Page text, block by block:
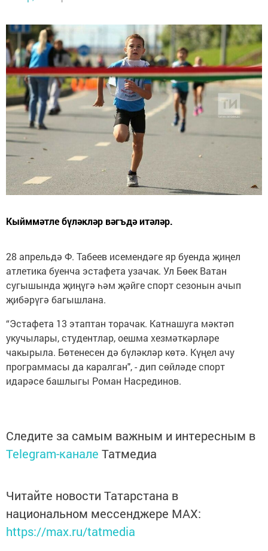
Кыйммәтле бүләкләр вәгъдә итәләр.
28 апрельдә Ф. Табеев исемендәге яр буенда җиңел
атлетика буенча эстафета узачак. Ул Бөек Ватан
сугышында җиңүгә һәм җәйге спорт сезонын ачып
җибәрүгә багышлана.
“Эстафета 13 этаптан торачак. Катнашуга мәктәп
укучылары, студентлар, оешма хезмәткәрләре
чакырыла. Бөтенесен дә бүләкләр көтә. Күңел ачу
программасы да каралган", - дип сөйләде спорт
идарәсе башлыгы Роман Насрединов.
Следите за самым важным и интересным в
Telegram-канале Татмедиа
Читайте новости Татарстана в
национальном мессенджере MАХ:
https://max.ru/tatmedia